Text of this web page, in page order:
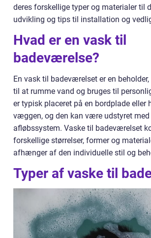
deres forskellige typer og materialer til
udvikling og tips til installation og
Hvad er en vask til
badeværelse?
En vask til badeværelset er en
til at rumme vand og bruges til
er typisk placeret på en bordplade eller
væggen, og den kan være udstyret med
afløbssystem. Vaske til badeværelset
forskellige størrelser, former og
afhænger af den individuelle stil og
Typer af vaske til